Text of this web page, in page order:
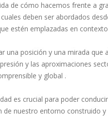
de cómo hacemos frente a
deben ser abordados
estén emplazadas en
una posición y una mirada que
y las aproximaciones
y global .
es crucial para poder
nuestro entorno construido y